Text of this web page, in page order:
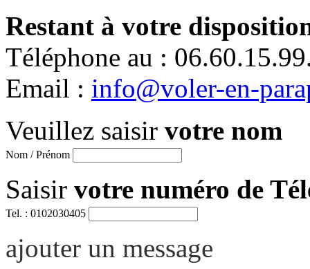
Restant à votre
Téléphone au :
Email : info@voler-en-
Veuillez saisir votre nom
Nom / Prénom
Saisir votre numéro de
Tel. : 0102030405
ajouter un message